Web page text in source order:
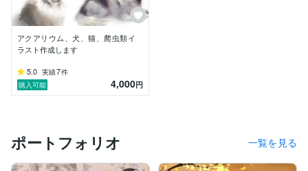
■生き物が大好きです■
小さい頃からいろいろと飼育していましたが、ここ数年
で再燃しています。Twitterで色々と飼育されている方か
ら情報を教えていただいたり、水族館へ行ってみたり。
ゲジゲジが苦手でしたが、写真を見ているうちにその色
彩や毛色の美しさに魅力を感じるようになり、今では可
愛いと思うようになりました。
みたいなと思っています。カバーとアイコンにはそんな
思いを込めて、古代魚ポリプテルスのイラストにしてい
ます。
アクアリウム、犬、猫、爬虫類イ
ラスト作成します
5.0 実績7件
購入可能
4,000円
ポートフォリオ 一覧を見る